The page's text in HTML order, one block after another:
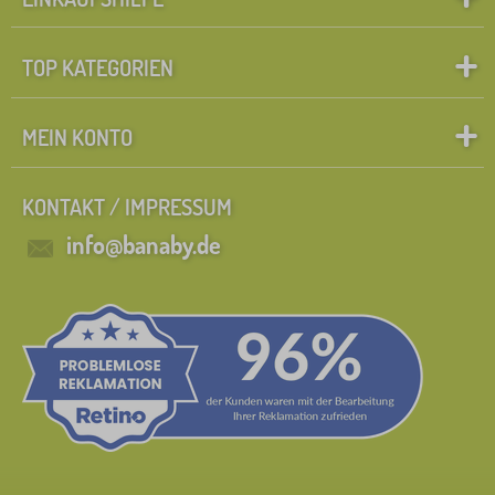
TOP KATEGORIEN
MEIN KONTO
KONTAKT / IMPRESSUM
info@banaby.de